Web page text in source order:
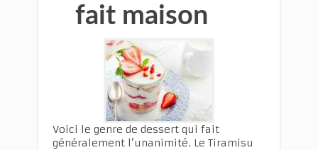
fait maison
Voici le genre de dessert qui fait
généralement l’unanimité. Le Tiramisu